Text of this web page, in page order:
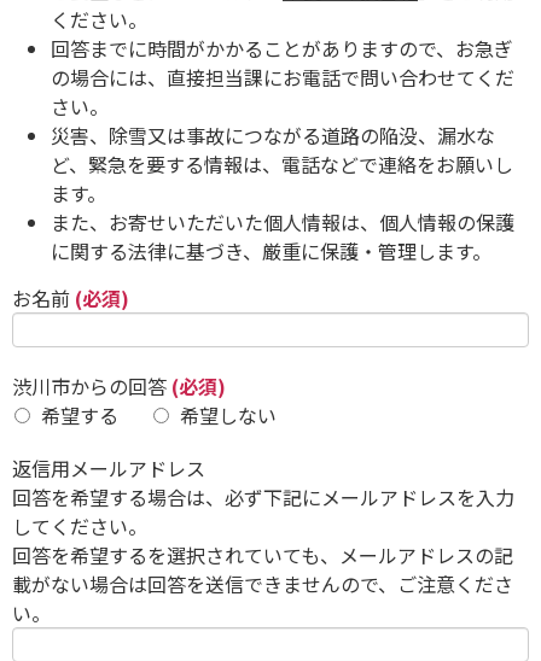
ください。
回答までに時間がかかることがありますので、お急ぎ
の場合には、直接担当課にお電話で問い合わせてくだ
さい。
災害、除雪又は事故につながる道路の陥没、漏水な
ど、緊急を要する情報は、電話などで連絡をお願いし
ます。
また、お寄せいただいた個人情報は、個人情報の保護
に関する法律に基づき、厳重に保護・管理します。
お名前 (必須)
渋川市からの回答 (必須)
希望する
希望しない
返信用メールアドレス
回答を希望する場合は、必ず下記にメールアドレスを入力
してください。
回答を希望するを選択されていても、メールアドレスの記
載がない場合は回答を送信できませんので、ご注意くださ
い。